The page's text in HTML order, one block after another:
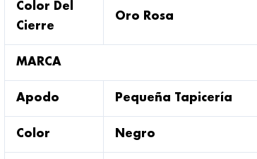
Color Del
Cierre
Oro Rosa
MARCA
Apodo Pequeña Tapicería
Color Negro